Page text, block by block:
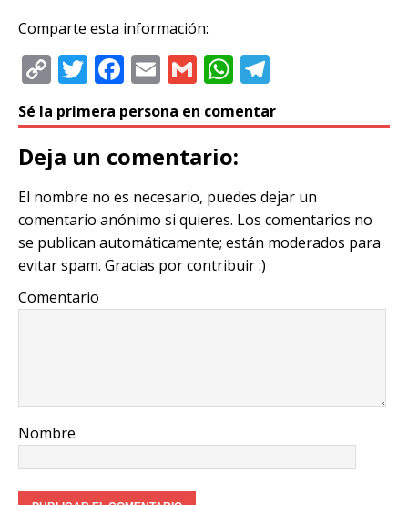
Comparte esta información:
C
p
y
Li
n
k
T
it
te
r
F
c
e
b
o
o
k
E
ai
l
G
ai
l
W
at
s
A
p
p
e
ra
m
Sé la primera persona en comentar
Deja un comentario:
El nombre no es necesario, puedes dejar un
comentario anónimo si quieres. Los comentarios no
se publican automáticamente; están moderados para
evitar spam. Gracias por contribuir :)
Comentario
Nombre